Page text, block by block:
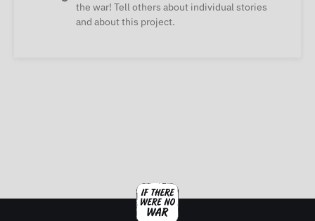
the war! Tell others about individual stories
and about this project.